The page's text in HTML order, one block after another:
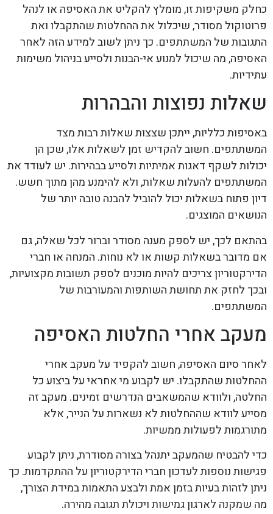
כחלק משקיפות זו, מומלץ להקליט את האסיפה או לנהל
פרוטוקול מסודר, שיכלול את ההחלטות שהתקבלו ואת
התגובות של המשתתפים. כך ניתן לשוב למידע הזה לאחר
האסיפה, מה שיכול למנוע אי-הבנות ולסייע בניהול משימות
עתידיות.
שאלות נפוצות והבהרות
באסיפות כלליות, ייתכן שצצות שאלות רבות מצד
המשתתפים. חשוב להקדיש זמן לשאלות אלו, שכן הן
יכולות לשקף דאגות אמיתיות ולסייע בבהירות. יש לעודד את
המשתתפים להעלות שאלות, ולא להימנע מהן מתוך חשש.
דיון פתוח בשאלות יכול להוביל להבנה טובה יותר של
הנושאים המוצגים.
בהתאם לכך, יש לספק מענה מסודר וברור לכל שאלה, גם
אם מדובר בשאלות קשות או לא נוחות. המנחה או חברי
הדירקטוריון צריכים להיות מוכנים לספק תשובות מקצועיות,
ובכך לחזק את תחושת השותפות והמעורבות של
המשתתפים.
מעקב אחרי החלטות האסיפה
לאחר סיום האסיפה, חשוב להקפיד על מעקב אחרי
ההחלטות שהתקבלו. יש לקבוע מי אחראי על ביצוע כל
החלטה, ולוודא שהמשאבים הנדרשים זמינים. מעקב זה
מסייע לוודא שההחלטות לא נשארות על הנייר, אלא
מתורגמות לפעולות ממשיות.
כדי להבטיח שהמעקב יתנהל בצורה מסודרת, ניתן לקבוע
פגישות נוספות לעדכון חברי הדירקטוריון על ההתקדמות. כך
ניתן לזהות בעיות בזמן אמת ולבצע התאמות במידת הצורך,
מה שמקנה לארגון גמישות ויכולת תגובה מהירה.